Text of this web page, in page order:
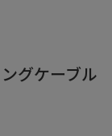
グケーブル